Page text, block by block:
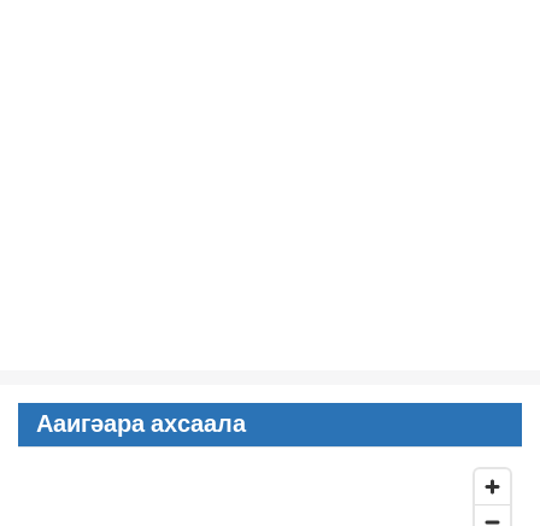
Ааигәара ахсаала